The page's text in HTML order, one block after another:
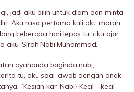
jadi aku pilih untuk diam dan minta
Aku rasa pertama kali aku marah
beberapa hari lepas tu, aku ajar
aku, Sirah Nabi Muhammad.
ayahanda baginda nabi,
tu, aku soal jawab dengan anak
“Kesian kan Nabi? Kecil – kecil